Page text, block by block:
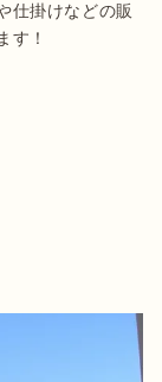
仕掛けなどの販
す！